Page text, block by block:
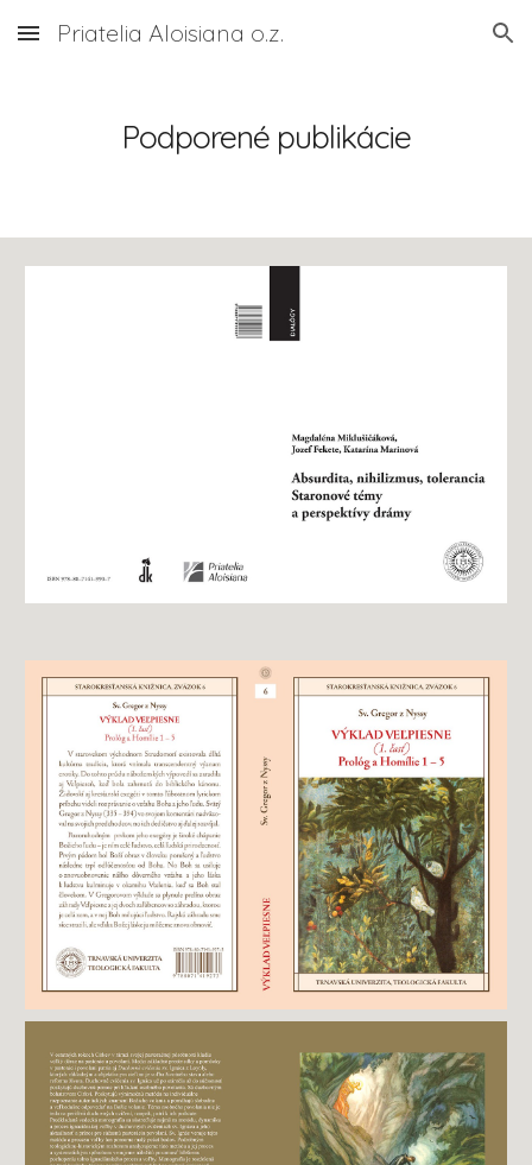
Skip to main content Skip to navigation
Priatelia Aloisiana o.z.
Podporené publikácie